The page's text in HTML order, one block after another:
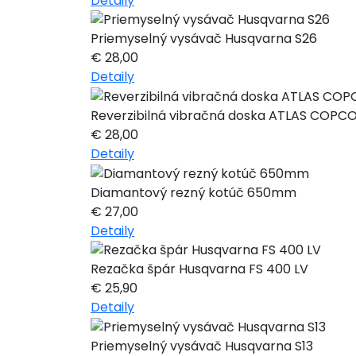
Priemyselný vysávač Husqvarna S26
€ 28,00
Detaily
Reverzibilná vibračná doska ATLAS
€ 28,00
Detaily
Diamantový rezný kotúč 650mm
€ 27,00
Detaily
Rezačka špár Husqvarna FS 400 LV
€ 25,90
Detaily
Priemyselný vysávač Husqvarna S13